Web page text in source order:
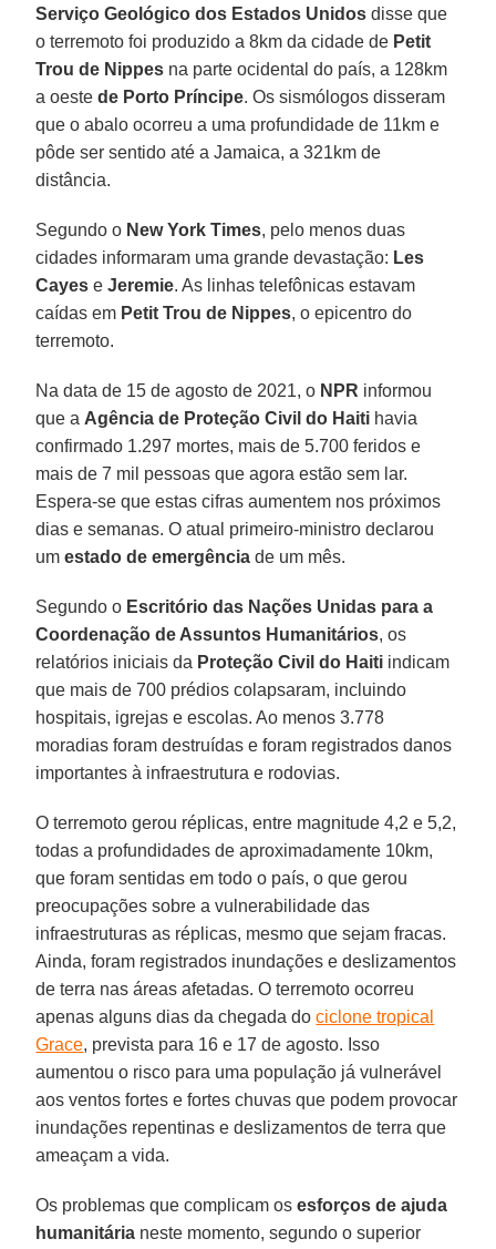
Serviço Geológico dos Estados Unidos disse que
o terremoto foi produzido a 8km da cidade de Petit
Trou de Nippes na parte ocidental do país, a 128km
a oestede Porto Príncipe. Os sismólogos disseram
que o abalo ocorreu a uma profundidade de 11km e
pôde ser sentido até a Jamaica, a 321km de
distância.
Segundo o New York Times, pelo menos duas
cidades informaram uma grande devastação: Les
Cayes eJeremie. As linhas telefônicas estavam
caídas em Petit Trou de Nippes, o epicentro do
terremoto.
Na data de 15 de agosto de 2021, o NPR informou
que a Agência de Proteção Civil do Haiti havia
confirmado 1.297 mortes, mais de 5.700 feridos e
mais de 7 mil pessoas que agora estão sem lar.
Espera-se que estas cifras aumentem nos próximos
dias e semanas. O atual primeiro-ministro declarou
umestado de emergência de um mês.
Segundo o Escritório das Nações Unidas para a
Coordenação de Assuntos Humanitários, os
relatórios iniciais da Proteção Civil do Haiti indicam
que mais de 700 prédios colapsaram, incluindo
hospitais, igrejas e escolas. Ao menos 3.778
moradias foram destruídas e foram registrados danos
importantes à infraestrutura e rodovias.
O terremoto gerou réplicas, entre magnitude 4,2 e 5,2,
todas a profundidades de aproximadamente 10km,
que foram sentidas em todo o país, o que gerou
preocupações sobre a vulnerabilidade das
infraestruturas as réplicas, mesmo que sejam fracas.
Ainda, foram registrados inundações e deslizamentos
de terra nas áreas afetadas. O terremoto ocorreu
apenas alguns dias da chegada dociclone tropical
Grace, prevista para 16 e 17 de agosto. Isso
aumentou o risco para uma população já vulnerável
aos ventos fortes e fortes chuvas que podem provocar
inundações repentinas e deslizamentos de terra que
ameaçam a vida.
Os problemas que complicam osesforços de ajuda
humanitária neste momento, segundo o superior